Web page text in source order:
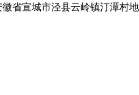
省宣城市泾县云岭镇汀潭村